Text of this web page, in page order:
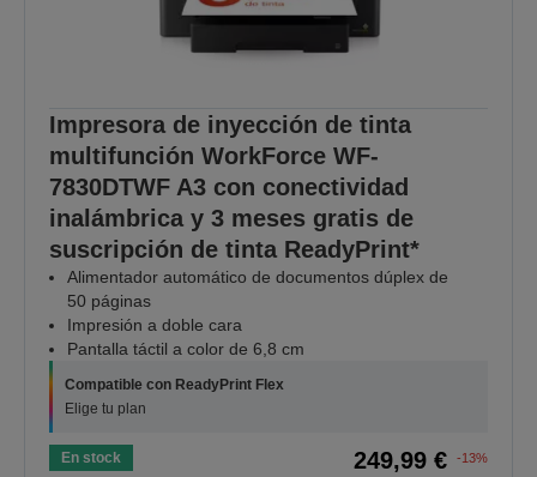
Impresora de inyección de tinta
multifunción WorkForce WF-
7830DTWF A3 con conectividad
inalámbrica y 3 meses gratis de
suscripción de tinta ReadyPrint*
Alimentador automático de documentos dúplex de
50 páginas
Impresión a doble cara
Pantalla táctil a color de 6,8 cm
Compatible con ReadyPrint Flex
Elige tu plan
En stock 249,99 €
-13%